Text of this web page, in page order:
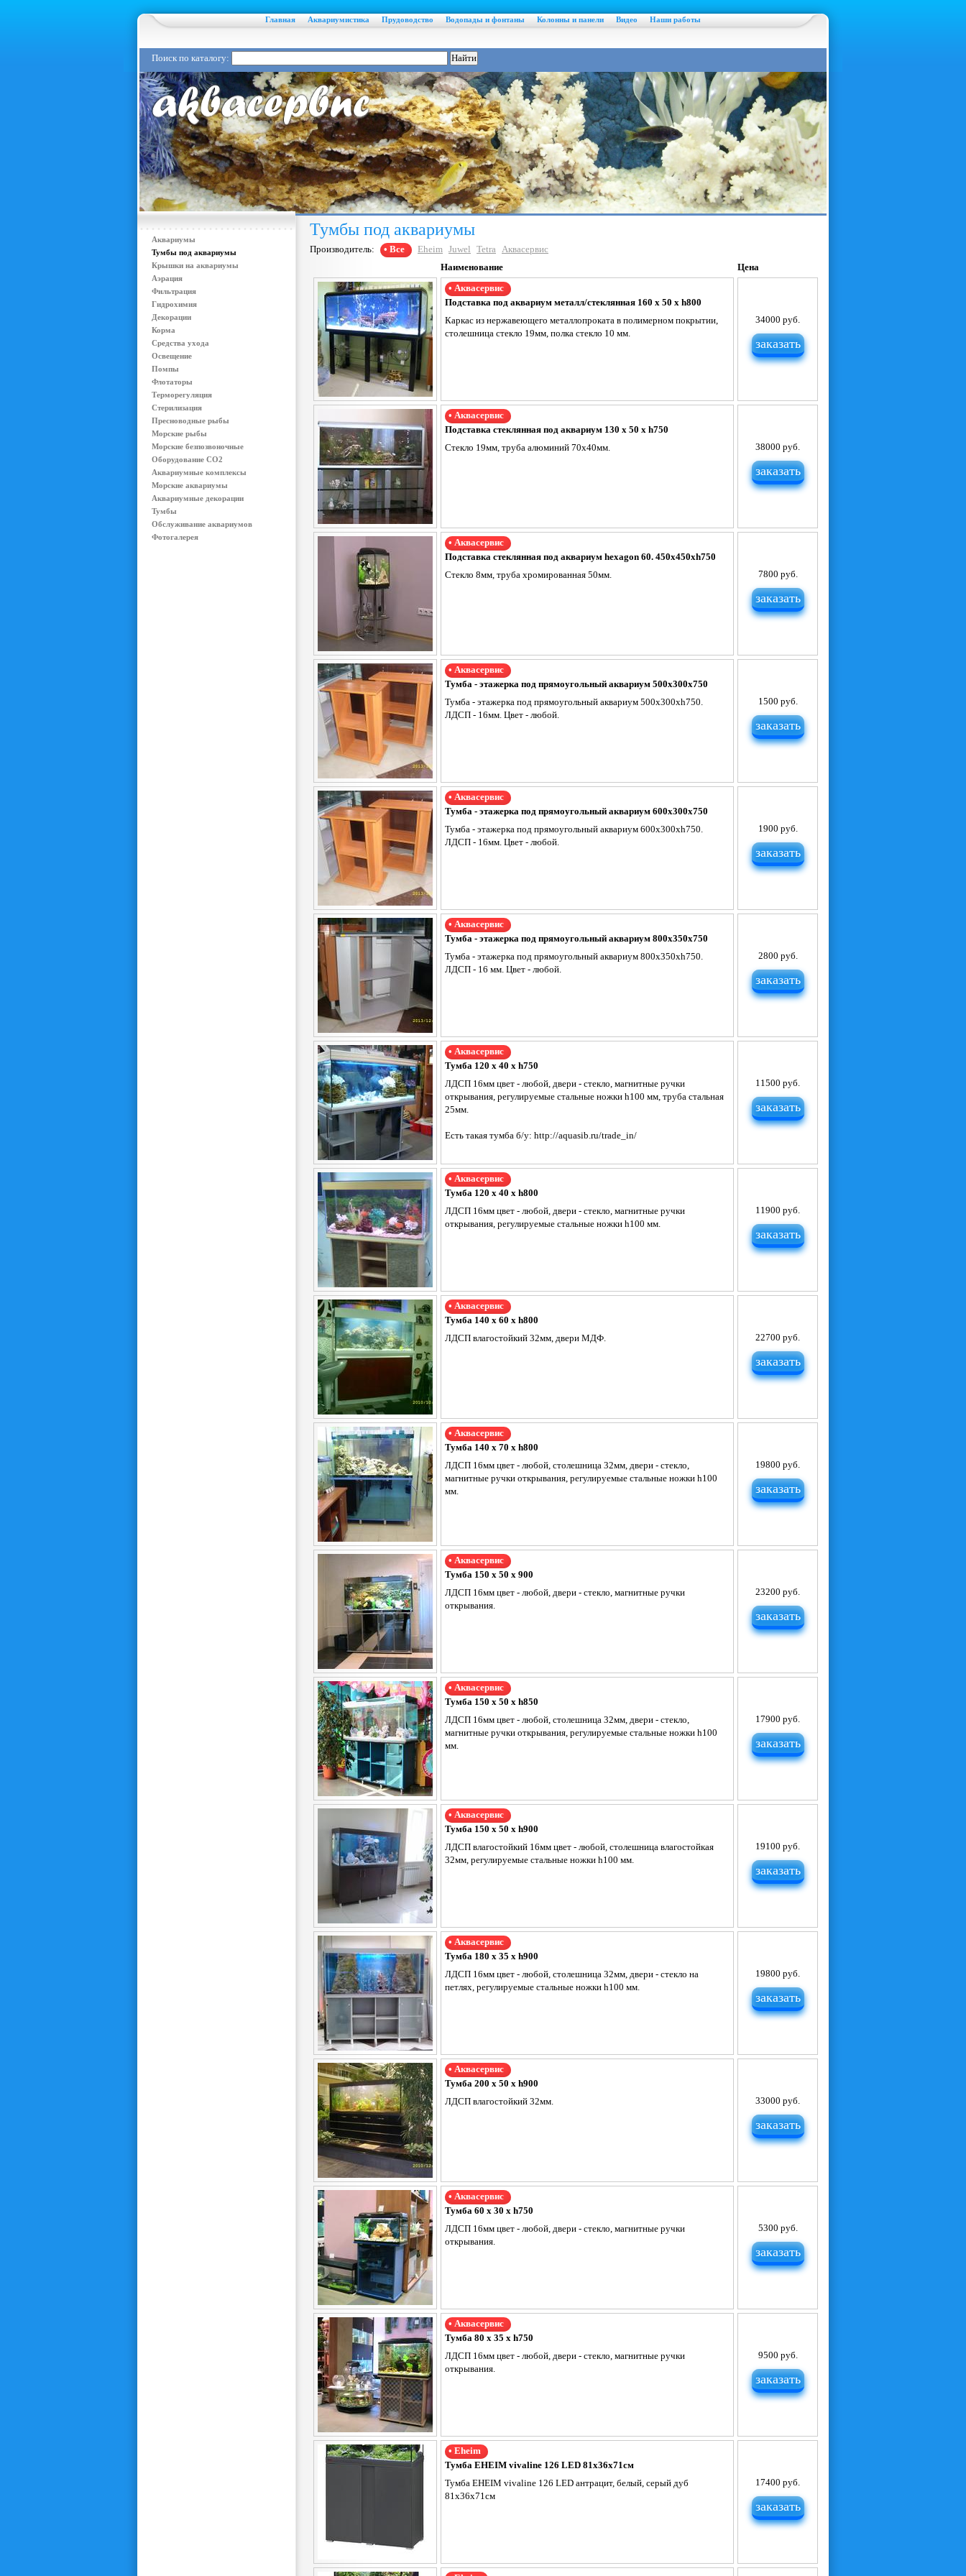
Главная Аквариумистика Прудоводство Водопады и фонтаны Колонны и панели Видео Наши работы
Поиск по каталогу:
Аквариумы
Тумбы под аквариумы
Крышки на аквариумы
Аэрация
Фильтрация
Гидрохимия
Декорации
Корма
Средства ухода
Освещение
Помпы
Флотаторы
Терморегуляция
Стерилизация
Пресноводные рыбы
Морские рыбы
Морские безпозвоночные
Оборудование CO2
Аквариумные комплексы
Морские аквариумы
Аквариумные декорации
Тумбы
Обслуживание аквариумов
Фотогалерея
Тумбы под аквариумы
Производитель: • Все Eheim Juwel Tetra Аквасервис
Наименование
Цена
• Аквасервис
Подставка под аквариум металл/стеклянная 160 х 50 х h800
Каркас из нержавеющего металлопроката в полимерном покрытии,
столешница стекло 19мм, полка стекло 10 мм.
34000 руб.
заказать
• Аквасервис
Подставка стеклянная под аквариум 130 х 50 х h750
Стекло 19мм, труба алюминий 70х40мм.
38000 руб.
заказать
• Аквасервис
Подставка стеклянная под аквариум hexagon 60. 450х450хh750
Стекло 8мм, труба хромированная 50мм.
7800 руб.
заказать
• Аквасервис
Тумба - этажерка под прямоугольный аквариум 500х300х750
Тумба - этажерка под прямоугольный аквариум 500х300хh750.
ЛДСП - 16мм. Цвет - любой.
1500 руб.
заказать
• Аквасервис
Тумба - этажерка под прямоугольный аквариум 600х300х750
Тумба - этажерка под прямоугольный аквариум 600х300хh750.
ЛДСП - 16мм. Цвет - любой.
1900 руб.
заказать
• Аквасервис
Тумба - этажерка под прямоугольный аквариум 800х350х750
Тумба - этажерка под прямоугольный аквариум 800х350хh750.
ЛДСП - 16 мм. Цвет - любой.
2800 руб.
заказать
• Аквасервис
Тумба 120 х 40 х h750
ЛДСП 16мм цвет - любой, двери - стекло, магнитные ручки
открывания, регулируемые стальные ножки h100 мм, труба стальная
25мм.
Есть такая тумба б/у: http://aquasib.ru/trade_in/
11500 руб.
заказать
• Аквасервис
Тумба 120 х 40 х h800
ЛДСП 16мм цвет - любой, двери - стекло, магнитные ручки
открывания, регулируемые стальные ножки h100 мм.
11900 руб.
заказать
• Аквасервис
Тумба 140 х 60 х h800
ЛДСП влагостойкий 32мм, двери МДФ.
22700 руб.
заказать
• Аквасервис
Тумба 140 х 70 х h800
ЛДСП 16мм цвет - любой, столешница 32мм, двери - стекло,
магнитные ручки открывания, регулируемые стальные ножки h100
мм.
19800 руб.
заказать
• Аквасервис
Тумба 150 х 50 х 900
ЛДСП 16мм цвет - любой, двери - стекло, магнитные ручки
открывания.
23200 руб.
заказать
• Аквасервис
Тумба 150 х 50 х h850
ЛДСП 16мм цвет - любой, столешница 32мм, двери - стекло,
магнитные ручки открывания, регулируемые стальные ножки h100
мм.
17900 руб.
заказать
• Аквасервис
Тумба 150 х 50 х h900
ЛДСП влагостойкий 16мм цвет - любой, столешница влагостойкая
32мм, регулируемые стальные ножки h100 мм.
19100 руб.
заказать
• Аквасервис
Тумба 180 х 35 х h900
ЛДСП 16мм цвет - любой, столешница 32мм, двери - стекло на
петлях, регулируемые стальные ножки h100 мм.
19800 руб.
заказать
• Аквасервис
Тумба 200 х 50 х h900
ЛДСП влагостойкий 32мм.
33000 руб.
заказать
• Аквасервис
Тумба 60 х 30 х h750
ЛДСП 16мм цвет - любой, двери - стекло, магнитные ручки
открывания.
5300 руб.
заказать
• Аквасервис
Тумба 80 х 35 х h750
ЛДСП 16мм цвет - любой, двери - стекло, магнитные ручки
открывания.
9500 руб.
заказать
• Eheim
Тумба EHEIM vivaline 126 LED 81x36x71см
Тумба EHEIM vivaline 126 LED антрацит, белый, серый дуб
81x36x71см
17400 руб.
заказать